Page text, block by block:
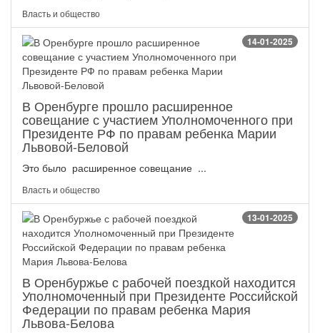
Власть и общество
14-01-2025
В Оренбурге прошло расширенное
совещание с участием Уполномоченного при
Президенте РФ по правам ребенка Марии
Львовой-Беловой
Это было расширенное совещание ...
Власть и общество
13-01-2025
В Оренбуржье с рабочей поездкой находится
Уполномоченный при Президенте Российской
Федерации по правам ребенка Мария
Львова-Белова